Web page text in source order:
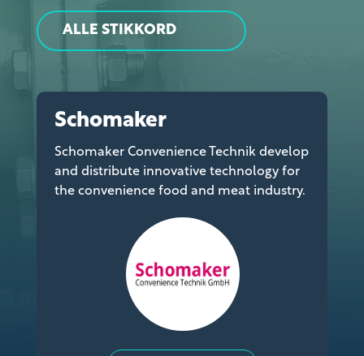
ALLE STIKKORD
Schomaker
Schomaker Convenience Technik develop
and distribute innovative technology for
the convenience food and meat industry.